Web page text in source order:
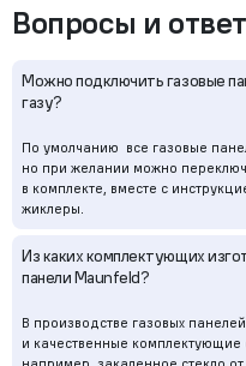
Вопросы и
Можно подключить газовые
газу?
По умолчанию все газовые
но при желании можно
в комплекте, вместе с
жиклеры.
Из каких комплектующих
панели Maunfeld?
В производстве газовых
и качественные